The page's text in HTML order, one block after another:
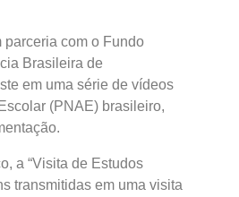
com o Fundo
Brasileira de
em uma série de vídeos
(PNAE) brasileiro,
a “Visita de Estudos
transmitidas em uma visita